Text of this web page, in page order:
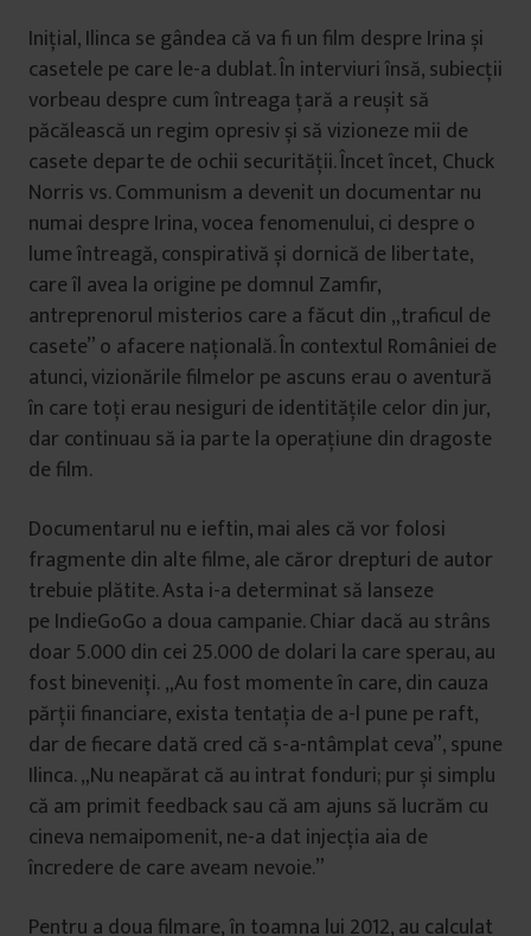
Inițial, Ilinca se gândea că va fi un film despre Irina și
casetele pe care le-a dublat. În interviuri însă, subiecții
vorbeau despre cum întreaga țară a reușit să
păcălească un regim opresiv și să vizioneze mii de
casete departe de ochii securității. Încet încet, Chuck
Norris vs. Communism a devenit un documentar nu
numai despre Irina, vocea fenomenului, ci despre o
lume întreagă, conspirativă și dornică de libertate,
care îl avea la origine pe domnul Zamfir,
antreprenorul misterios care a făcut din „traficul de
casete” o afacere națională. În contextul României de
atunci, vizionările filmelor pe ascuns erau o aventură
în care toți erau nesiguri de identitățile celor din jur,
dar continuau să ia parte la operațiune din dragoste
de film.
Documentarul nu e ieftin, mai ales că vor folosi
fragmente din alte filme, ale căror drepturi de autor
trebuie plătite. Asta i-a determinat să lanseze
pe IndieGoGo a doua campanie. Chiar dacă au strâns
doar 5.000 din cei 25.000 de dolari la care sperau, au
fost bineveniți. „Au fost momente în care, din cauza
părții financiare, exista tentația de a-l pune pe raft,
dar de fiecare dată cred că s-a-ntâmplat ceva”, spune
Ilinca. „Nu neapărat că au intrat fonduri; pur și simplu
că am primit feedback sau că am ajuns să lucrăm cu
cineva nemaipomenit, ne-a dat injecția aia de
încredere de care aveam nevoie.”
Pentru a doua filmare, în toamna lui 2012, au calculat